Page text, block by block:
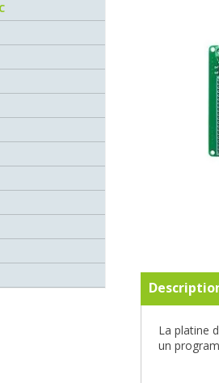
La platine
un